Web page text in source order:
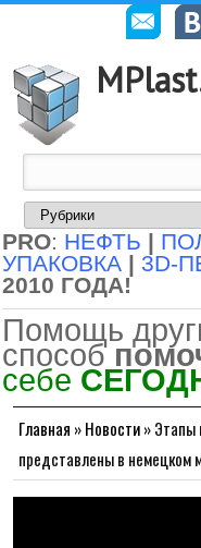
PRO: НЕФТЬ |
УПАКОВКА | 3D-
2010 ГОДА!
Помощь
способ
себе
Главная »Новости»Этапы
представлены в немецком